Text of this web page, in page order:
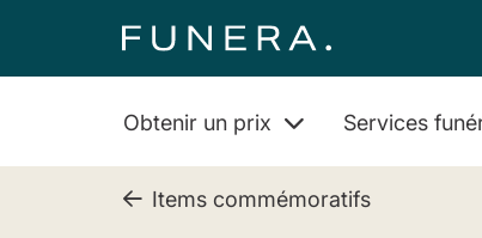
Obtenir un prix Services
Items commémoratifs